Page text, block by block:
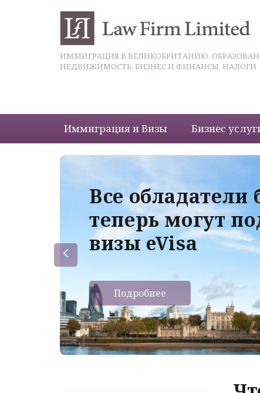
ИММИГРАЦИЯ В ВЕЛИКОБРИТАНИЮ,
НЕДВИЖИМОСТЬ, БИЗНЕС И ФИНАНСЫ, НАЛОГИ
Иммиграция и Визы Бизнес
Все обладатели
теперь могут
визы eVisa
Подробнее